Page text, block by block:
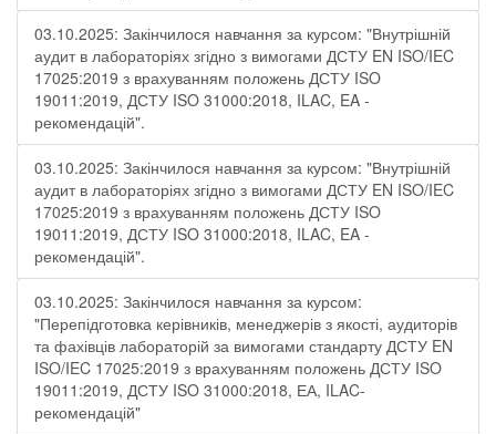
03.10.2025: Закінчилося навчання за курсом: "Внутрішній
аудит в лабораторіях згідно з вимогами ДСТУ EN ISO/IEC
17025:2019 з врахуванням положень ДСТУ ISO
19011:2019, ДСТУ ISO 31000:2018, ILAC, EA -
рекомендацій".
03.10.2025: Закінчилося навчання за курсом: "Внутрішній
аудит в лабораторіях згідно з вимогами ДСТУ EN ISO/IEC
17025:2019 з врахуванням положень ДСТУ ISO
19011:2019, ДСТУ ISO 31000:2018, ILAC, EA -
рекомендацій".
03.10.2025: Закінчилося навчання за курсом:
"Перепідготовка керівників, менеджерів з якості, аудиторів
та фахівців лабораторій за вимогами стандарту ДСТУ EN
ISO/IEC 17025:2019 з врахуванням положень ДСТУ ISO
19011:2019, ДСТУ ISO 31000:2018, ЕА, ILAC-
рекомендацій"